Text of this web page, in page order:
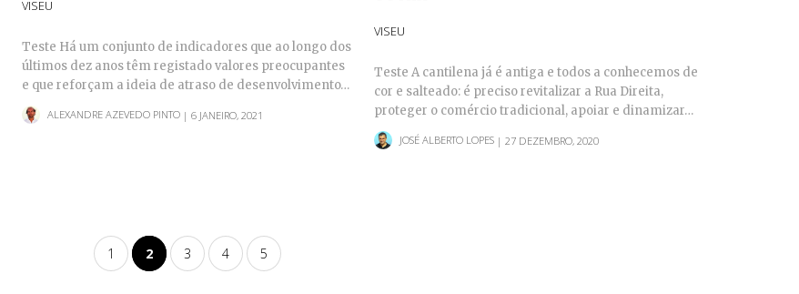
VISEU
Teste Há um conjunto de indicadores que ao longo dos
últimos dez anos têm registado valores preocupantes
e que reforçam a ideia de atraso de desenvolvimento…
ALEXANDRE AZEVEDO PINTO| 6 JANEIRO, 2021
VISEU
Teste A cantilena já é antiga e todos a conhecemos de
cor e salteado: é preciso revitalizar a Rua Direita,
proteger o comércio tradicional, apoiar e dinamizar…
JOSÉ ALBERTO LOPES| 27 DEZEMBRO, 2020
1 2 3 4 5